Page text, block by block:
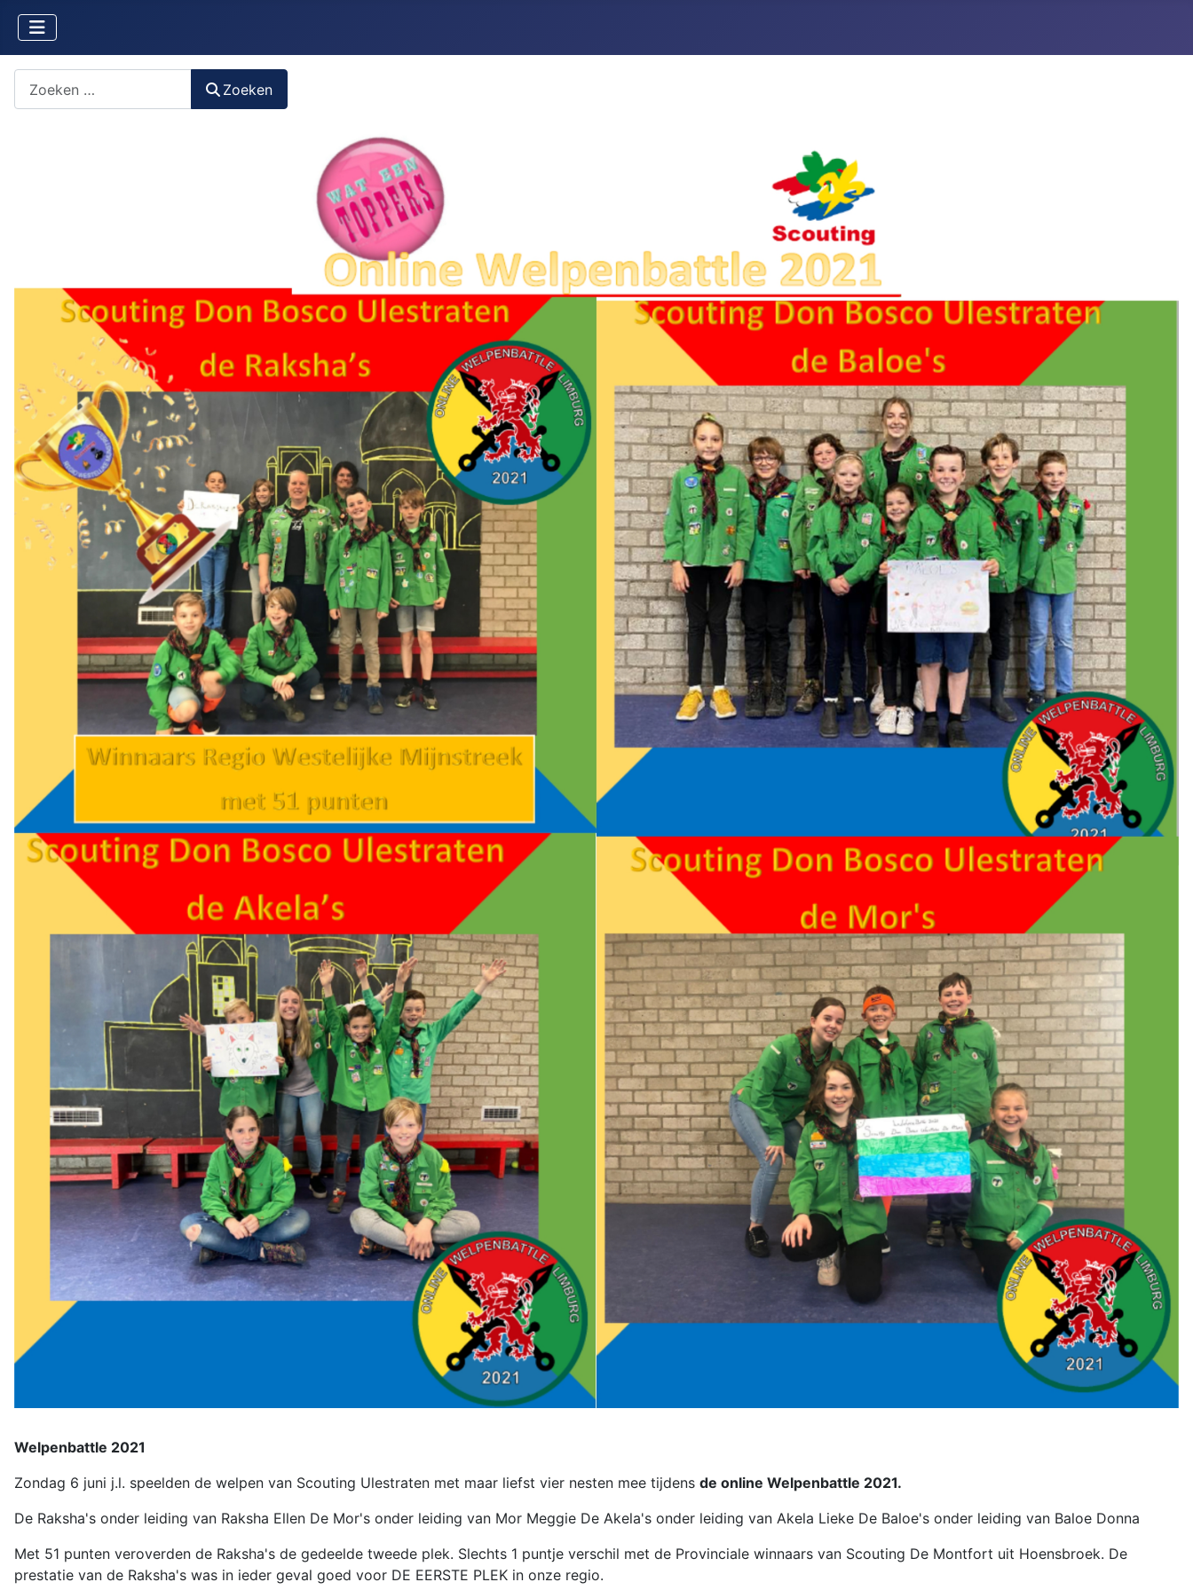
Zoeken
Welpenbattle 2021
Zondag 6 juni j.l. speelden de welpen van Scouting Ulestraten met maar liefst vier nesten mee tijdens de online Welpenbattle 2021.
De Raksha's onder leiding van Raksha Ellen De Mor's onder leiding van Mor Meggie De Akela's onder leiding van Akela Lieke De Baloe's onder leiding van Baloe Donna
Met 51 punten veroverden de Raksha's de gedeelde tweede plek. Slechts 1 puntje verschil met de Provinciale winnaars van Scouting De Montfort uit Hoensbroek. De
prestatie van de Raksha's was in ieder geval goed voor DE EERSTE PLEK in onze regio.